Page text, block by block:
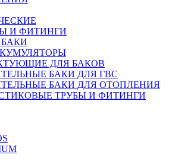
И ФИТИНГИ
ДЛЯ БАКОВ
БАКИ ДЛЯ ГВС
БАКИ ДЛЯ ОТОПЛЕНИЯ
ТРУБЫ И ФИТИНГИ